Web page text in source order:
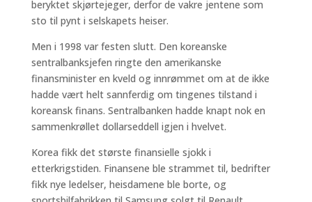
beryktet skjørtejeger, derfor de vakre jentene som
sto til pynt i selskapets heiser.
Men i 1998 var festen slutt. Den koreanske
sentralbanksjefen ringte den amerikanske
finansminister en kveld og innrømmet om at de ikke
hadde vært helt sannferdig om tingenes tilstand i
koreansk finans. Sentralbanken hadde knapt nok en
sammenkrøllet dollarseddell igjen i hvelvet.
Korea fikk det største finansielle sjokk i
etterkrigstiden. Finansene ble strammet til, bedrifter
fikk nye ledelser, heisdamene ble borte, og